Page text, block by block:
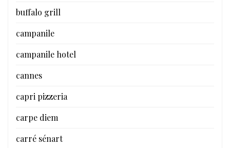
buffalo grill
campanile
campanile hotel
cannes
capri pizzeria
carpe diem
carré sénart